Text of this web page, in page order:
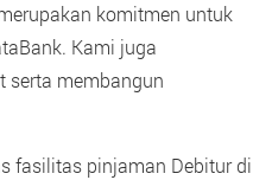
komitmen untuk
Kami juga
serta membangun
fasilitas pinjaman Debitur di